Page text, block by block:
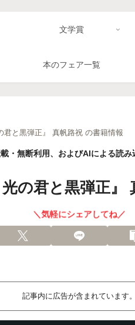
文学賞
本のフェア一覧
君と黒弾正』 真帆路祝 の書籍情報
・無断利用、およびAIによる読み
光の君と黒弾正』
＼気軽にシェアしてね／
記事内に広告が含まれています。